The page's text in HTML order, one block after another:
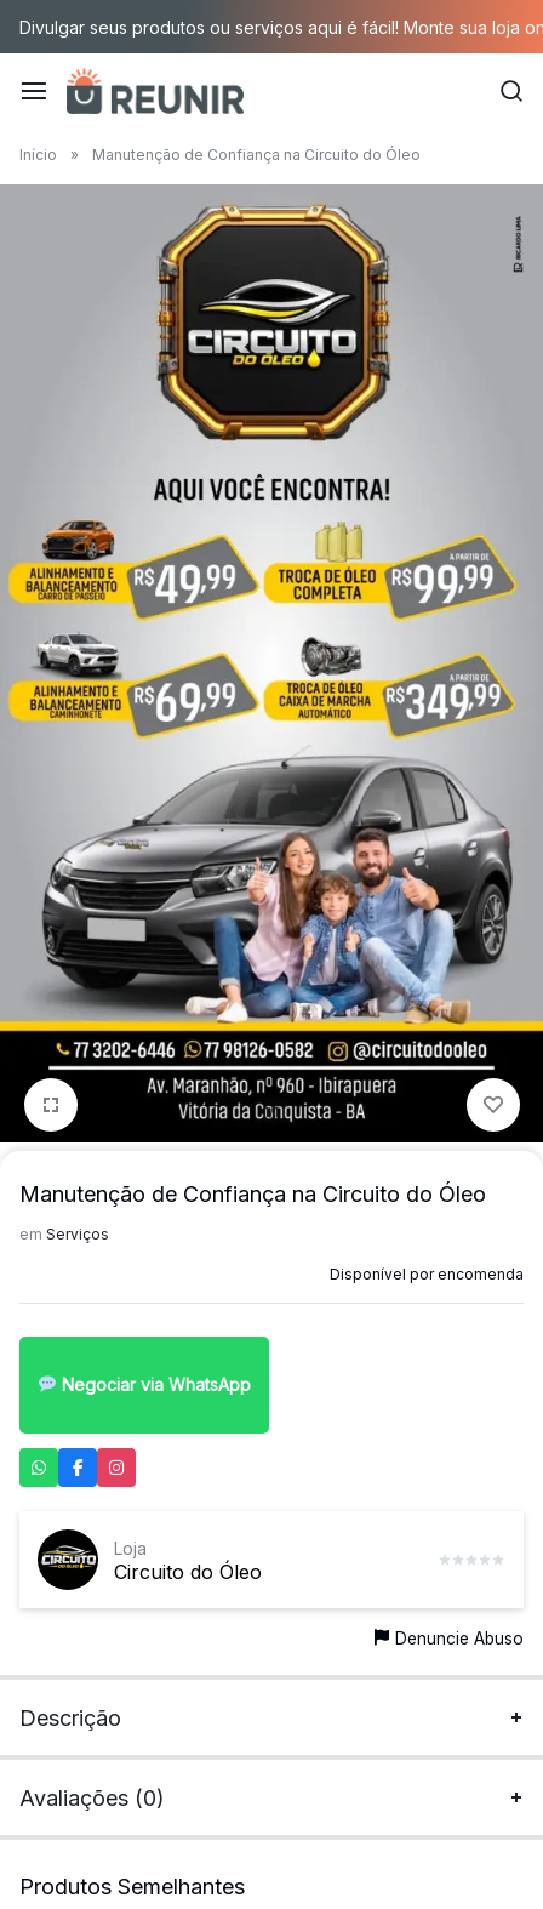
conteúdo
Divulgar seus produtos ou serviços aqui é fácil! Monte sua loja
a
tecnologia
oportunizando
trabalho
decente
quem
mais
precisa!
Início » Manutenção de Confiança na Circuito do Óleo
1/1
Manutenção de Confiança na Circuito do Óleo
em Serviços
Disponível por encomenda
Negociar via WhatsApp
Circuito do Óleo
Loja
Denuncie Abuso
Descrição
Avaliações (0)
Produtos Semelhantes